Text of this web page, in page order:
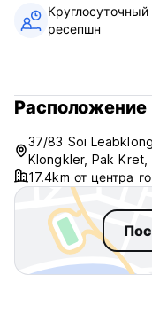
в номере — 1. (Auto-
Круглосуточный
ресепшн
Расположение
37/83 Soi
Klongkler, Pak Kret,
17.4km от центра